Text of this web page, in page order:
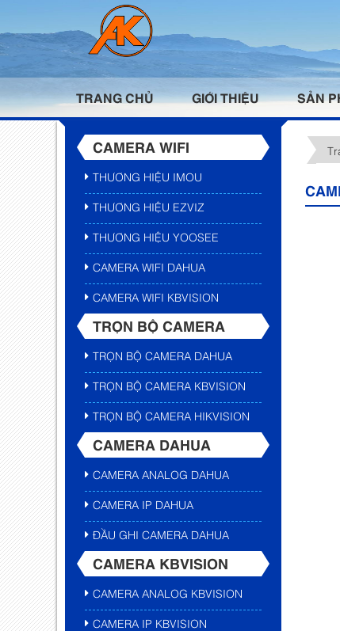
TRANG CHỦ GIỚI THIỆU SẢN
CAMERA WIFI
THƯƠNG HIỆU IMOU
THƯƠNG HIỆU EZVIZ
THƯƠNG HIỆU YOOSEE
CAMERA WIFI DAHUA
CAMERA WIFI KBVISION
TRỌN BỘ CAMERA
TRỌN BỘ CAMERA DAHUA
TRỌN BỘ CAMERA KBVISION
TRỌN BỘ CAMERA HIKVISION
CAMERA DAHUA
CAMERA ANALOG DAHUA
CAMERA IP DAHUA
ĐẦU GHI CAMERA DAHUA
CAMERA KBVISION
CAMERA ANALOG KBVISION
CAMERA IP KBVISION